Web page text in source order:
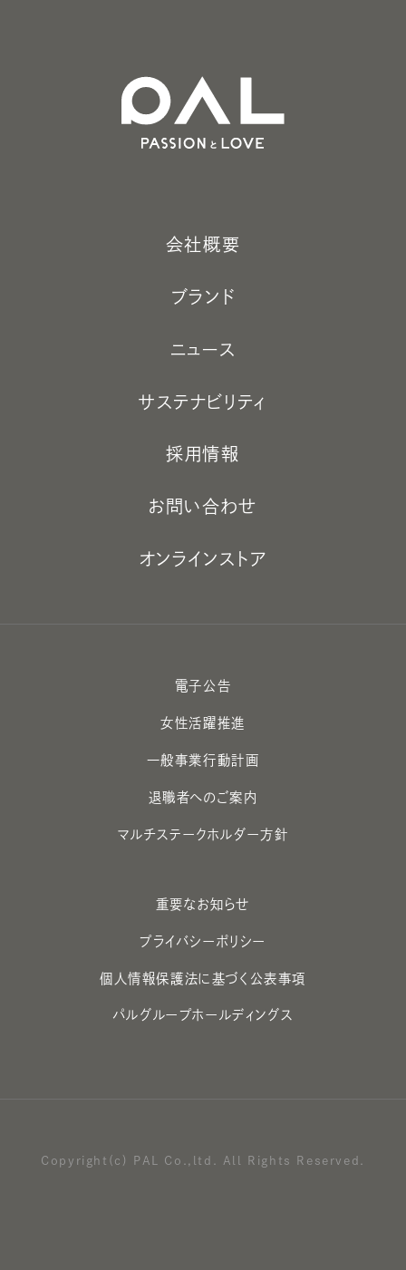
会社概要
ブランド
ニュース
サステナビリティ
採用情報
お問い合わせ
オンラインストア
電子公告
女性活躍推進
一般事業行動計画
退職者へのご案内
マルチステークホルダー方針
重要なお知らせ
プライバシーポリシー
個人情報保護法に基づく公表事項
パルグループホールディングス
Copyright(c) PAL Co.,ltd. All Rights Reserved.